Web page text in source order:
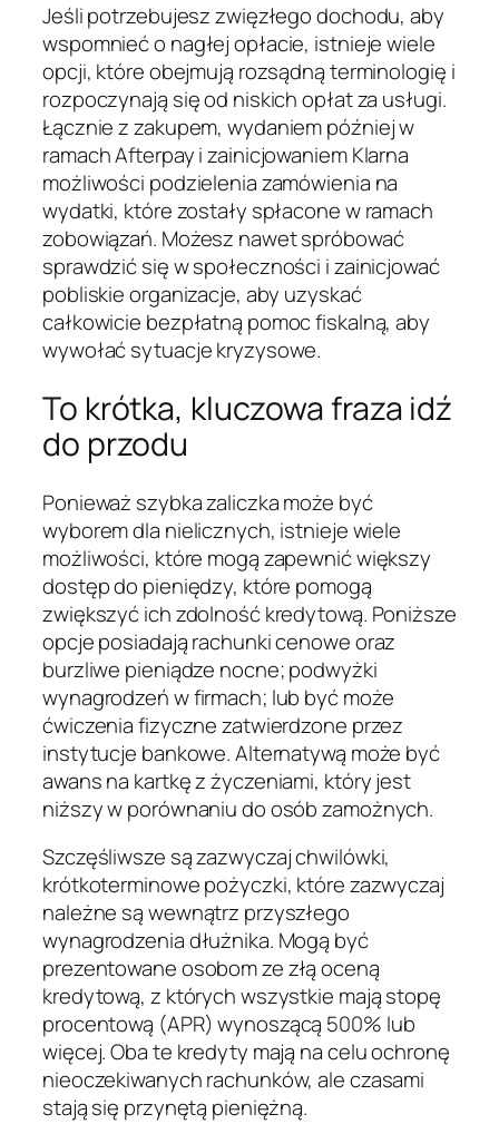
Jeśli potrzebujesz zwięzłego dochodu, aby
wspomnieć o nagłej opłacie, istnieje wiele
opcji, które obejmują rozsądną terminologię i
rozpoczynają się od niskich opłat za usługi.
Łącznie z zakupem, wydaniem później w
ramach Afterpay i zainicjowaniem Klarna
możliwości podzielenia zamówienia na
wydatki, które zostały spłacone w ramach
zobowiązań. Możesz nawet spróbować
sprawdzić się w społeczności i zainicjować
pobliskie organizacje, aby uzyskać
całkowicie bezpłatną pomoc fiskalną, aby
wywołać sytuacje kryzysowe.
To krótka, kluczowa fraza idź
do przodu
Ponieważ szybka zaliczka może być
wyborem dla nielicznych, istnieje wiele
możliwości, które mogą zapewnić większy
dostęp do pieniędzy, które pomogą
zwiększyć ich zdolność kredytową. Poniższe
opcje posiadają rachunki cenowe oraz
burzliwe pieniądze nocne; podwyżki
wynagrodzeń w firmach; lub być może
ćwiczenia fizyczne zatwierdzone przez
instytucje bankowe. Alternatywą może być
awans na kartkę z życzeniami, który jest
niższy w porównaniu do osób zamożnych.
Szczęśliwsze są zazwyczaj chwilówki,
krótkoterminowe pożyczki, które zazwyczaj
należne są wewnątrz przyszłego
wynagrodzenia dłużnika. Mogą być
prezentowane osobom ze złą oceną
kredytową, z których wszystkie mają stopę
procentową (APR) wynoszącą 500% lub
więcej. Oba te kredyty mają na celu ochronę
nieoczekiwanych rachunków, ale czasami
stają się przynętą pieniężną.